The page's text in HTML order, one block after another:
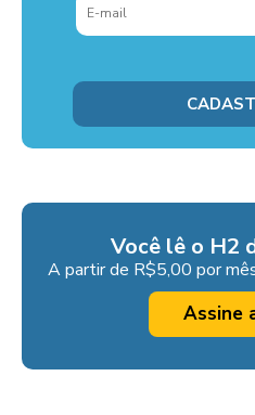
Você lê o H2
A partir de R$5,00 por
Assine